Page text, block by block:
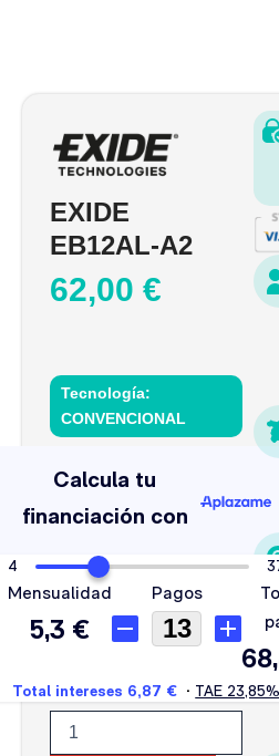
EXIDE
EB12AL-A2
62,00 €
Tecnología:
CONVENCIONAL
EB12AL-
A2
cantidad